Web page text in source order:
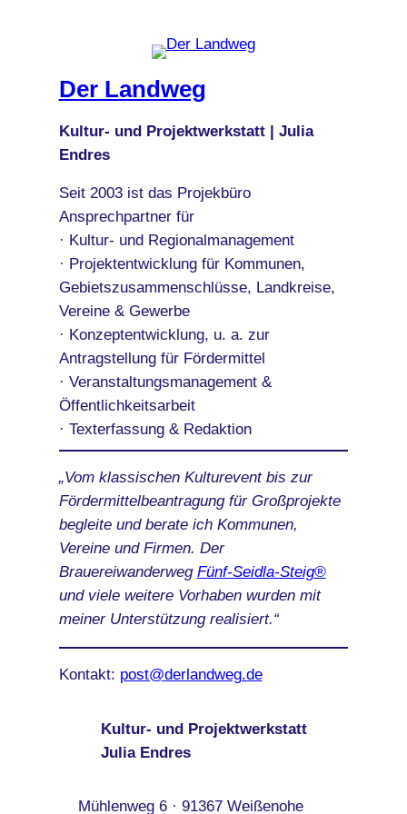
Der Landweg
Kultur- und Projektwerkstatt | Julia
Endres
Seit 2003 ist das Projekbüro
Ansprechpartner für
· Kultur- und Regionalmanagement
· Projektentwicklung für Kommunen,
Gebietszusammenschlüsse, Landkreise,
Vereine & Gewerbe
· Konzeptentwicklung, u. a. zur
Antragstellung für Fördermittel
· Veranstaltungsmanagement &
Öffentlichkeitsarbeit
· Texterfassung & Redaktion
„Vom klassischen Kulturevent bis zur
Fördermittelbeantragung für Großprojekte
begleite und berate ich Kommunen,
Vereine und Firmen. Der
Brauereiwanderweg Fünf-Seidla-Steig®
und viele weitere Vorhaben wurden mit
meiner Unterstützung realisiert.“
Kontakt: ed.gewdnalred
@tsop
Kultur- und Projektwerkstatt
Julia Endres
Mühlenweg 6 · 91367 Weißenohe